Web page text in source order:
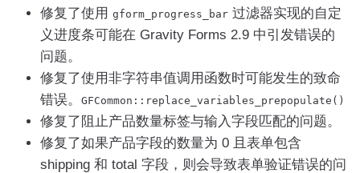
修复了使用 gform_progress_bar 过滤器实现的自定
义进度条可能在 Gravity Forms 2.9 中引发错误的
问题。
修复了使用非字符串值调用函数时可能发生的致命
错误。
GFCommon :: replace_variables_prepopulate ()
修复了阻止产品数量标签与输入字段匹配的问题。
修复了如果产品字段的数量为 0 且表单包含
shipping 和 total 字段，则会导致表单验证错误的问